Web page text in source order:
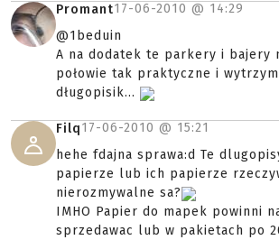
Promant17-06-2010 @ 14:29
@1beduin
A na dodatek te parkery i bajery
połowie tak praktyczne i
długopisik...
Filq17-06-2010 @ 15:21
hehe fdajna sprawa:d Te
papierze lub ich papierze
nierozmywalne sa?
IMHO Papier do mapek powinni
sprzedawac lub w pakietach po